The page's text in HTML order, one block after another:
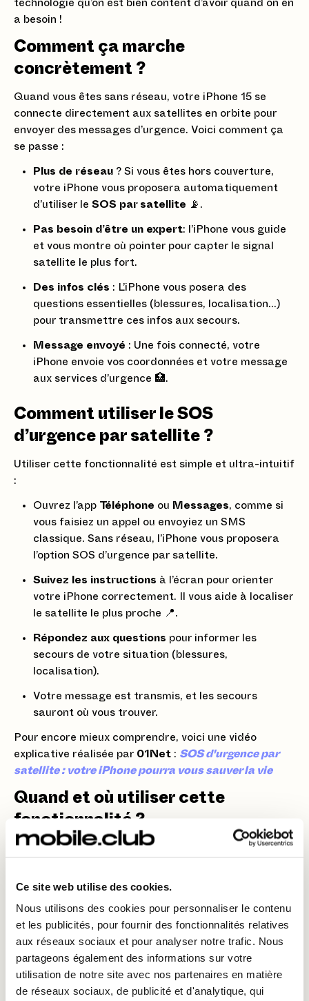
Ce site web utilise des cookies.
Nous utilisons des cookies pour personnaliser le contenu
et les publicités, pour fournir des fonctionnalités relatives
aux réseaux sociaux et pour analyser notre trafic. Nous
partageons également des informations sur votre
utilisation de notre site avec nos partenaires en matière
de réseaux sociaux, de publicité et d'analytique, qui
technologie qu’on est bien content d’avoir quand on en
a besoin !
Comment ça marche
concrètement ?
Quand vous êtes sans réseau, votre iPhone 15 se
connecte directement aux satellites en orbite pour
envoyer des messages d’urgence. Voici comment ça
se passe :
Plus de réseau ? Si vous êtes hors couverture,
votre iPhone vous proposera automatiquement
d’utiliser le SOS par satellite 📡.
Pas besoin d’être un expert: l’iPhone vous guide
et vous montre où pointer pour capter le signal
satellite le plus fort.
Des infos clés : L’iPhone vous posera des
questions essentielles (blessures, localisation…)
pour transmettre ces infos aux secours.
Message envoyé : Une fois connecté, votre
iPhone envoie vos coordonnées et votre message
aux services d’urgence 🏥.
Comment utiliser le SOS
d’urgence par satellite ?
Utiliser cette fonctionnalité est simple et ultra-intuitif
:
Ouvrez l’app Téléphone ou Messages, comme si
vous faisiez un appel ou envoyiez un SMS
classique. Sans réseau, l’iPhone vous proposera
l’option SOS d’urgence par satellite.
Suivez les instructions à l’écran pour orienter
votre iPhone correctement. Il vous aide à localiser
le satellite le plus proche 📍.
Répondez aux questions pour informer les
secours de votre situation (blessures,
localisation).
Votre message est transmis, et les secours
sauront où vous trouver.
Pour encore mieux comprendre, voici une vidéo
explicative réalisée par 01Net : SOS d'urgence par
satellite : votre iPhone pourra vous sauver la vie
Quand et où utiliser cette
fonctionnalité ?
Le SOS par satelliteest parfait pour les aventuriers
endroits isolés 🌍. Dès que vous êtes dans une zone
Important: ça fonctionne uniquement en extérieur, là
où le téléphone peut capter les satellites. Évitez donc
les tunnels ou les endroits couverts.
Conseils pour optimiser le SOS par